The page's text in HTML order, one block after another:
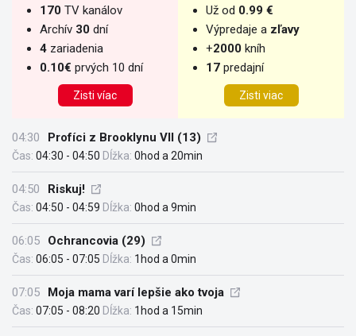
170 TV kanálov
Archív 30 dní
4 zariadenia
0.10€ prvých 10 dní
Zisti víac
Už od 0.99 €
Výpredaje a zľavy
+2000 kníh
17 predajní
Zisti viac
04:30 Profíci z Brooklynu VII (13)
Čas: 04:30 - 04:50 Dĺžka: 0hod a 20min
04:50 Riskuj!
Čas: 04:50 - 04:59 Dĺžka: 0hod a 9min
06:05 Ochrancovia (29)
Čas: 06:05 - 07:05 Dĺžka: 1hod a 0min
07:05 Moja mama varí lepšie ako tvoja
Čas: 07:05 - 08:20 Dĺžka: 1hod a 15min